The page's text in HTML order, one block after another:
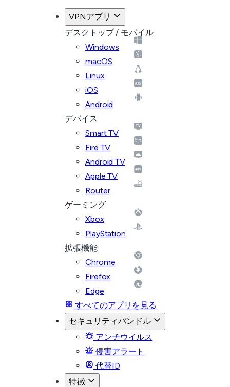
VPNアプリ
デスクトップ / モバイル
Windows
macOS
Linux
iOS
Android
デバイス
Smart TV
Fire TV
Android TV
Apple TV
Router
ゲーミング
Xbox
PlayStation
拡張機能
Chrome
Firefox
Edge
すべてのアプリを見る
セキュリティバンドル
アンチウイルス
侵害アラート
代替ID
特徴